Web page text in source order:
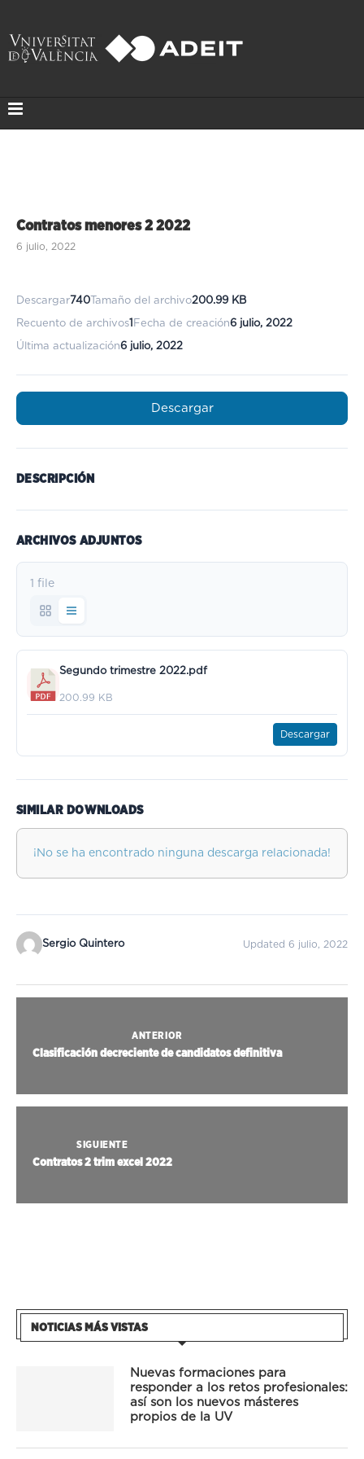
Contratos menores 2 2022
6 julio, 2022
Descargar740 Tamaño del archivo200.99 KB
Recuento de archivos1 Fecha de creación6 julio, 2022
Última actualización6 julio, 2022
Descargar
DESCRIPCIÓN
ARCHIVOS ADJUNTOS
1 file
Segundo trimestre 2022.pdf
200.99 KB
Descargar
SIMILAR DOWNLOADS
¡No se ha encontrado ninguna descarga relacionada!
Sergio Quintero Updated 6 julio, 2022
ANTERIOR
Clasificación decreciente de candidatos definitiva
SIGUIENTE
Contratos 2 trim excel 2022
NOTICIAS MÁS VISTAS
Nuevas formaciones para
responder a los retos profesionales:
así son los nuevos másteres
propios de la UV